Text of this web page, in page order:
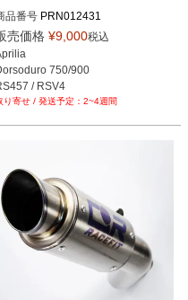
品番号 PRN012431
01
02
03
04
05
07
PRN012431-10
PRN012431-11
PRN012431-12
PRN012431-13
PRN012431-14
PRN012431-15
売価格 ¥9,000税込
750/900
/ RSV4
750/900
2~4週間